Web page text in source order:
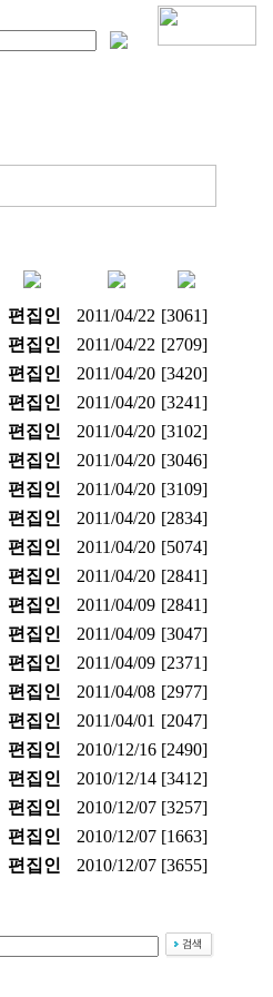
편집인 2011/04/22 [3061]
편집인 2011/04/22 [2709]
편집인 2011/04/20 [3420]
편집인 2011/04/20 [3241]
편집인 2011/04/20 [3102]
편집인 2011/04/20 [3046]
편집인 2011/04/20 [3109]
편집인 2011/04/20 [2834]
편집인 2011/04/20 [5074]
편집인 2011/04/20 [2841]
편집인 2011/04/09 [2841]
편집인 2011/04/09 [3047]
편집인 2011/04/09 [2371]
편집인 2011/04/08 [2977]
편집인 2011/04/01 [2047]
편집인 2010/12/16[2490]
편집인 2010/12/14[3412]
편집인 2010/12/07[3257]
편집인 2010/12/07[1663]
편집인 2010/12/07[3655]